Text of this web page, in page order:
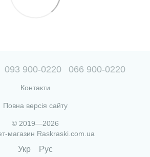
093 900-0220 066 900-0220
Контакти
Повна версія сайту
© 2019—2026
магазин Raskraski.com.ua
Укр Рус